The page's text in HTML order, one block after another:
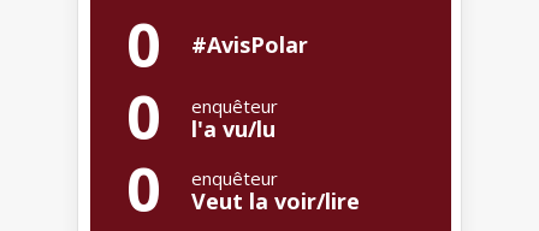
0 #AvisPolar
0 enquêteur
l'a vu/lu
0 enquêteur
Veut la voir/lire